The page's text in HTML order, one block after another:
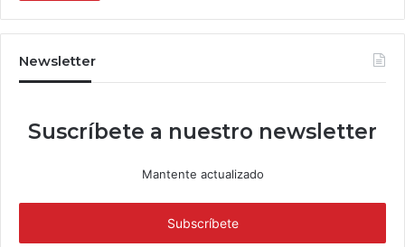
Newsletter
Suscríbete a nuestro newsletter
Mantente actualizado